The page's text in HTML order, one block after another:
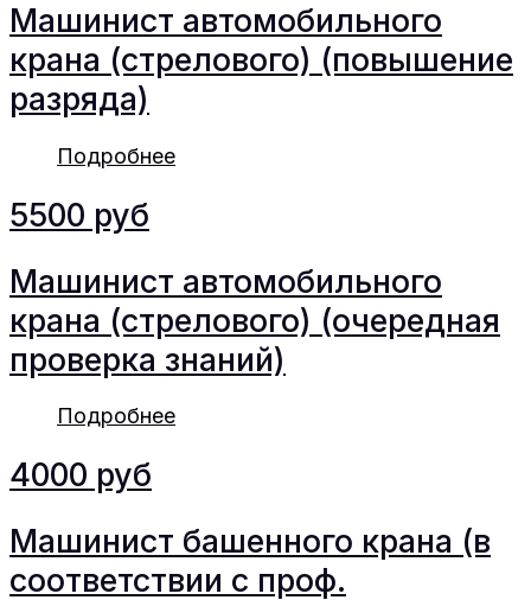
Машинист автомобильного
крана (стрелового) (повышение
разряда)
Подробнее
5500 руб
Машинист автомобильного
крана (стрелового) (очередная
проверка знаний)
Подробнее
4000 руб
Машинист башенного крана (в
соответствии с проф.